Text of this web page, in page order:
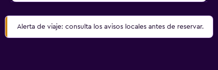
Alerta de viaje: consulta los avisos locales antes de reservar.